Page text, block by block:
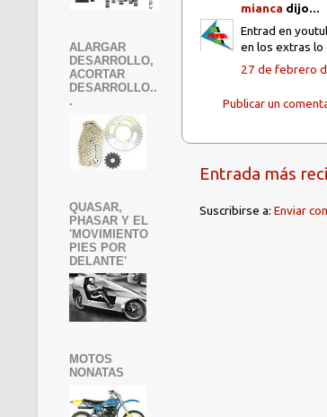
mianca dijo...
Entrad en
en los extras lo
27 de febrero
Publicar un
Entrada más
Suscribirse a: Enviar
ALARGAR
DESARROLLO,
ACORTAR
DESARROLLO..
.
QUASAR,
PHASAR Y EL
'MOVIMIENTO
PIES POR
DELANTE'
MOTOS
NONATAS